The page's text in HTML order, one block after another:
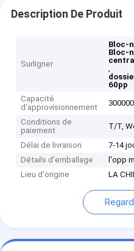
Description De Produit
Surligner
Bloc-
Bloc-
,
60pp
Capacité
d'approvisionnement
Conditions de
paiement
T/T,
Délai de livraison
7-14
Détails d'emballage
l'opp
Lieu d'origine
LA